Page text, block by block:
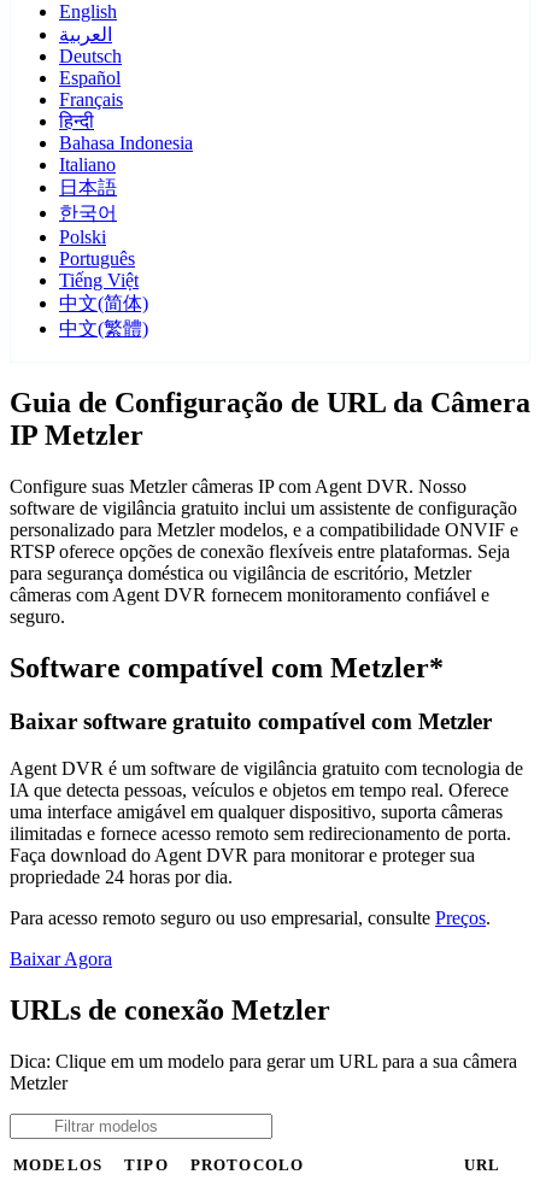
English
العربية
Deutsch
Español
Français
हिन्दी
Bahasa Indonesia
Italiano
日本語
한국어
Polski
Português
Tiếng Việt
中文(简体)
中文(繁體)
Guia de Configuração de URL da Câmera
IP Metzler
Configure suas Metzler câmeras IP com Agent DVR. Nosso
software de vigilância gratuito inclui um assistente de configuração
personalizado para Metzler modelos, e a compatibilidade ONVIF e
RTSP oferece opções de conexão flexíveis entre plataformas. Seja
para segurança doméstica ou vigilância de escritório, Metzler
câmeras com Agent DVR fornecem monitoramento confiável e
seguro.
Software compatível com Metzler*
Baixar software gratuito compatível com Metzler
Agent DVR é um software de vigilância gratuito com tecnologia de
IA que detecta pessoas, veículos e objetos em tempo real. Oferece
uma interface amigável em qualquer dispositivo, suporta câmeras
ilimitadas e fornece acesso remoto sem redirecionamento de porta.
Faça download do Agent DVR para monitorar e proteger sua
propriedade 24 horas por dia.
Para acesso remoto seguro ou uso empresarial, consulte Preços.
Baixar Agora
URLs de conexão Metzler
Dica: Clique em um modelo para gerar um URL para a sua câmera
Metzler
MODELOS TIPO PROTOCOLO URL